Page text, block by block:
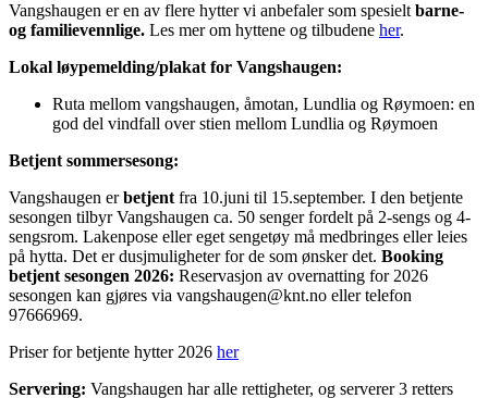
Vangshaugen er en av flere hytter vi anbefaler som spesielt barne-
og familievennlige. Les mer om hyttene og tilbudene her.
Lokal løypemelding/plakat for Vangshaugen:
Ruta mellom vangshaugen, åmotan, Lundlia og Røymoen: en
god del vindfall over stien mellom Lundlia og Røymoen
Betjent sommersesong:
Vangshaugen erbetjent fra 10.juni til 15.september. I den betjente
sesongen tilbyr Vangshaugen ca. 50 senger fordelt på 2-sengs og 4-
sengsrom. Lakenpose eller eget sengetøy må medbringes eller leies
på hytta. Det er dusjmuligheter for de som ønsker det. Booking
betjent sesongen 2026: Reservasjon av overnatting for 2026
sesongen kan gjøres via vangshaugen@knt.no eller telefon
97666969.
Priser for betjente hytter 2026 her
Servering: Vangshaugen har alle rettigheter, og serverer 3 retters